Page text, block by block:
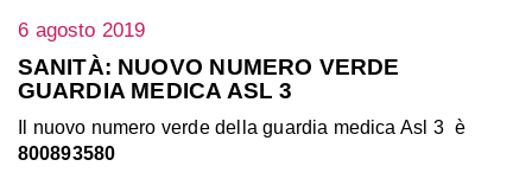
6 agosto 2019
SANITÀ: NUOVO NUMERO VERDE
GUARDIA MEDICA ASL 3
Il nuovo numero verde della guardia medica Asl 3 è
800893580